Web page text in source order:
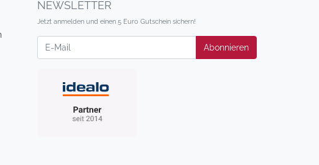
NEWSLETTER
Jetzt anmelden und einen 5 Euro Gutschein sichern!
Newsletter
Abonnieren